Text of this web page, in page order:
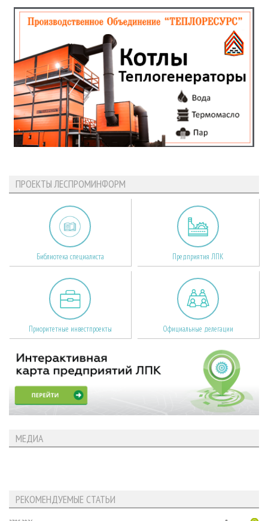
ПРОЕКТЫ ЛЕСПРОМИНФОРМ
Библиотека специалиста Предприятия ЛПК
Приоритетные инвестпроекты Официальные делегации
МЕДИА
РЕКОМЕНДУЕМЫЕ СТАТЬИ